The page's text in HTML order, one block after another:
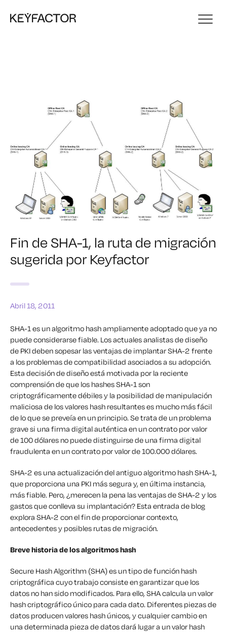
Fin de SHA-1, la ruta de migración
sugerida por Keyfactor
Abril 18, 2011
SHA-1 es un algoritmo hash ampliamente adoptado que ya no
puede considerarse fiable. Los actuales analistas de diseño
de PKI deben sopesar las ventajas de implantar SHA-2 frente
a los problemas de compatibilidad asociados a su adopción.
Esta decisión de diseño está motivada por la reciente
comprensión de que los hashes SHA-1 son
criptográficamente débiles y la posibilidad de manipulación
maliciosa de los valores hash resultantes es mucho más fácil
de lo que se preveía en un principio. Se trata de un problema
grave si una firma digital auténtica en un contrato por valor
de 100 dólares no puede distinguirse de una firma digital
fraudulenta en un contrato por valor de 100.000 dólares.
SHA-2 es una actualización del antiguo algoritmo hash SHA-1,
que proporciona una PKI más segura y, en última instancia,
más fiable. Pero, ¿merecen la pena las ventajas de SHA-2 y los
gastos que conlleva su implantación? Esta entrada de blog
explora SHA-2 con el fin de proporcionar contexto,
antecedentes y posibles rutas de migración.
Breve historia de los algoritmos hash
Secure Hash Algorithm (SHA) es un tipo de función hash
criptográfica cuyo trabajo consiste en garantizar que los
datos no han sido modificados. Para ello, SHA calcula un valor
hash criptográfico único para cada dato. Diferentes piezas de
datos producen valores hash únicos, y cualquier cambio en
una determinada pieza de datos dará lugar a un valor hash